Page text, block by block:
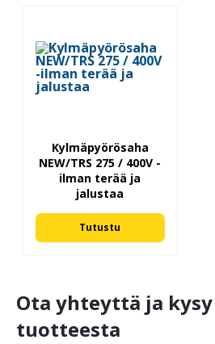
Kylmäpyörösaha
NEW/TRS 275 / 400V -
ilman terää ja
jalustaa
Tutustu
Ota yhteyttä ja
tuotteesta